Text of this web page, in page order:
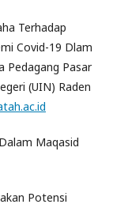
Terhadap
Covid-19 Dlam
Pedagang Pasar
(UIN) Raden
Maqasid
Potensi